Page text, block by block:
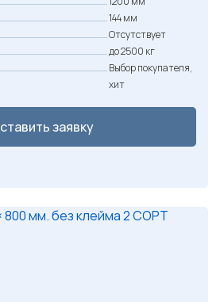
144 мм
Отсутствует
до 2500 кг
Выбор покупателя,
хит
заявку